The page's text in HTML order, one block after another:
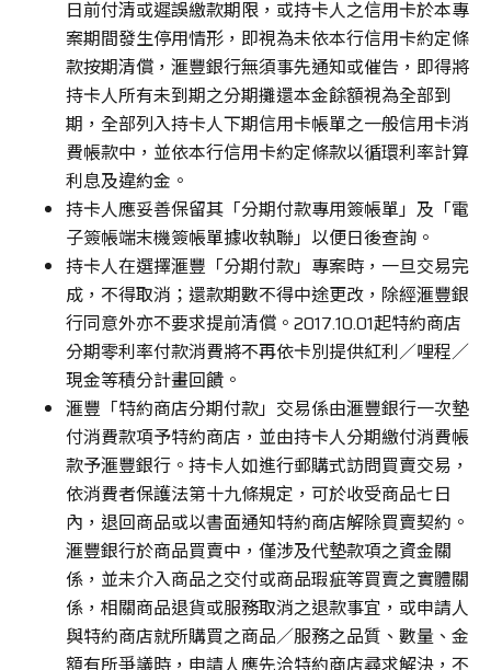
日前付清或遲誤繳款期限，或持卡人之信用卡於本專
案期間發生停用情形，即視為未依本行信用卡約定條
款按期清償，滙豐銀行無須事先通知或催告，即得將
持卡人所有未到期之分期攤還本金餘額視為全部到
期，全部列入持卡人下期信用卡帳單之一般信用卡消
費帳款中，並依本行信用卡約定條款以循環利率計算
利息及違約金。
持卡人應妥善保留其「分期付款專用簽帳單」及「電
子簽帳端末機簽帳單據收執聯」以便日後查詢。
持卡人在選擇滙豐「分期付款」專案時，一旦交易完
成，不得取消；還款期數不得中途更改，除經滙豐銀
行同意外亦不要求提前清償。2017.10.01起特約商店
分期零利率付款消費將不再依卡別提供紅利／哩程／
現金等積分計畫回饋。
滙豐「特約商店分期付款」交易係由滙豐銀行一次墊
付消費款項予特約商店，並由持卡人分期繳付消費帳
款予滙豐銀行。持卡人如進行郵購式訪問買賣交易，
依消費者保護法第十九條規定，可於收受商品七日
內，退回商品或以書面通知特約商店解除買賣契約。
滙豐銀行於商品買賣中，僅涉及代墊款項之資金關
係，並未介入商品之交付或商品瑕疵等買賣之實體關
係，相關商品退貨或服務取消之退款事宜，或申請人
與特約商店就所購買之商品／服務之品質、數量、金